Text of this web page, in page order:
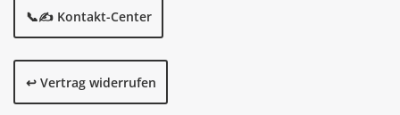
📞✍️ Kontakt-Center
↩️ Vertrag widerrufen